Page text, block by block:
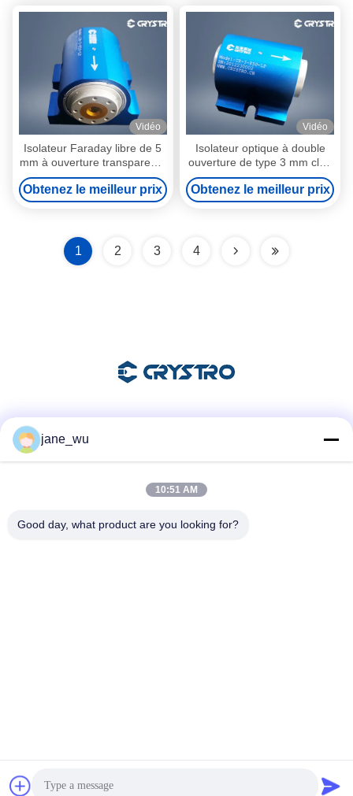
Vidéo
Isolateur Faraday libre de 5
mm à ouverture transparente
1064 nm TGG avec fenêtres
à double sortie
Obtenez le meilleur prix
Vidéo
Isolateur optique à double
ouverture de type 3 mm clair
780 nm Faraday
Obtenez le meilleur prix
1 2 3 4
fournisseur. 2018-2026 ANHUI CRYSTRO CRYSTAL MATERIALS
Co., Ltd. Tout. Les droits sont réservés.
jane_wu
10:51 AM
Good day, what product are you looking for?